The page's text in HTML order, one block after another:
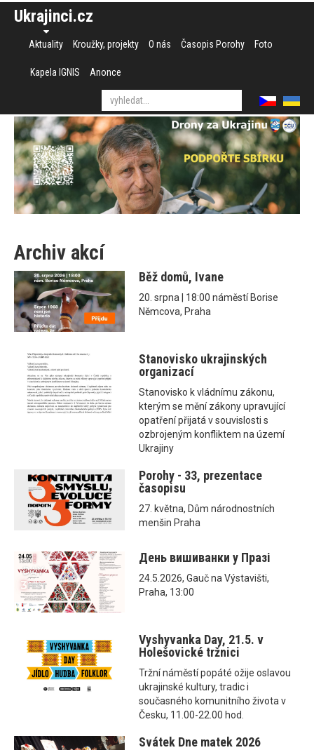
Ukrajinci.cz
Aktuality Kroužky, projekty O nás Časopis Porohy Foto
Kapela IGNIS Anonce
Archiv akcí
Běž domů, Ivane
20. srpna | 18:00 náměstí Borise
Němcova, Praha
Stanovisko ukrajinských
organizací
Stanovisko k vládnímu zákonu,
kterým se mění zákony upravující
opatření přijatá v souvislosti s
ozbrojeným konfliktem na území
Ukrajiny
Porohy - 33, prezentace
časopisu
27. května, Dům národnostních
menšin Praha
День вишиванки у Празі
24.5.2026, Gauč na Výstavišti,
Praha, 13:00
Vyshyvanka Day, 21.5. v
Holešovické tržnici
Tržní náměstí popáté ožije oslavou
ukrajinské kultury, tradic i
současného komunitního života v
Česku, 11.00-22.00 hod.
Svátek Dne matek 2026